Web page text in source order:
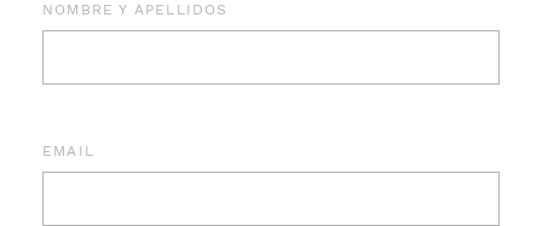
NOMBRE Y APELLIDOS
EMAIL